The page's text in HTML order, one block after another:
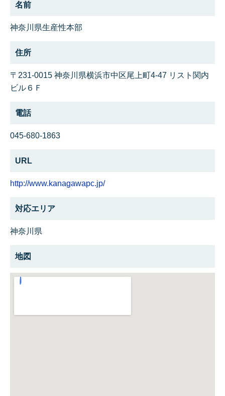
名前
神奈川県生産性本部
住所
〒231-0015 神奈川県横浜市中区尾上町4-47 リスト関内
ビル６Ｆ
電話
045-680-1863
URL
http://www.kanagawapc.jp/
対応エリア
神奈川県
地図